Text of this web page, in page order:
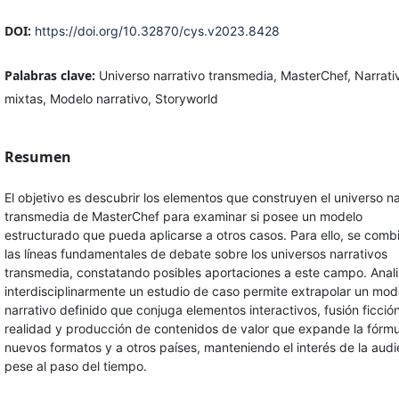
DOI: https://doi.org/10.32870/cys.v2023.8428
Palabras clave: Universo narrativo transmedia, MasterChef,
mixtas, Modelo narrativo, Storyworld
Resumen
El objetivo es descubrir los elementos que construyen el universo
transmedia de MasterChef para examinar si posee un modelo
estructurado que pueda aplicarse a otros casos. Para ello, se
las líneas fundamentales de debate sobre los universos narrativos
transmedia, constatando posibles aportaciones a este campo.
interdisciplinarmente un estudio de caso permite extrapolar un
narrativo definido que conjuga elementos interactivos, fusión
realidad y producción de contenidos de valor que expande la
nuevos formatos y a otros países, manteniendo el interés de la
pese al paso del tiempo.